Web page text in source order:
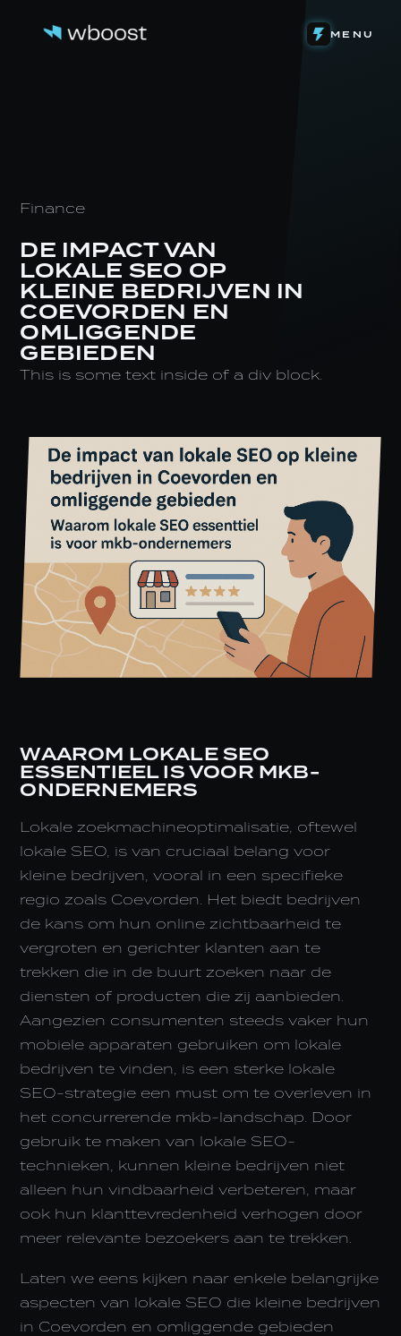
MENU
Finance
DE IMPACT VAN
LOKALE SEO OP
KLEINE BEDRIJVEN IN
COEVORDEN EN
OMLIGGENDE
GEBIEDEN
This is some text inside of a div block.
WAAROM LOKALE SEO
ESSENTIEEL IS VOOR MKB-
ONDERNEMERS
Lokale zoekmachineoptimalisatie, oftewel
lokale SEO, is van cruciaal belang voor
kleine bedrijven, vooral in een specifieke
regio zoals Coevorden. Het biedt bedrijven
de kans om hun online zichtbaarheid te
vergroten en gerichter klanten aan te
trekken die in de buurt zoeken naar de
diensten of producten die zij aanbieden.
Aangezien consumenten steeds vaker hun
mobiele apparaten gebruiken om lokale
bedrijven te vinden, is een sterke lokale
SEO-strategie een must om te overleven in
het concurrerende mkb-landschap. Door
gebruik te maken van lokale SEO-
technieken, kunnen kleine bedrijven niet
alleen hun vindbaarheid verbeteren, maar
ook hun klanttevredenheid verhogen door
meer relevante bezoekers aan te trekken.
Laten we eens kijken naar enkele belangrijke
aspecten van lokale SEO die kleine bedrijven
in Coevorden en omliggende gebieden